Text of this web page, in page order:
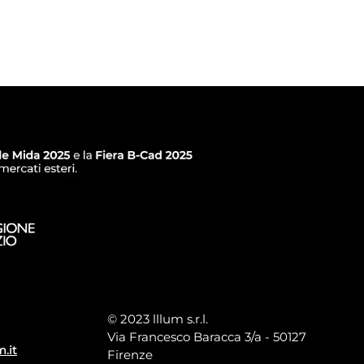
© 2023 lllum s.r.l.
Via Francesco Baracca 3/a - 50127
Firenze